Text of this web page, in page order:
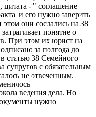
цитата - " соглашение
и его нужно заверить
они сослались на 38
понятие о
При этом их юрист на
за полгода до
статью 38 Семейного
супругов с обязательным
не отвеченным.
ведения дела. Но
нужно